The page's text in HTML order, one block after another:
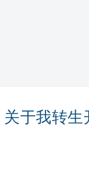
关于我转